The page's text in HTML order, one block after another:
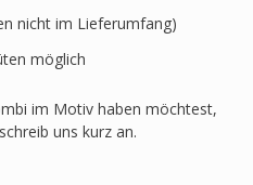
nicht im Lieferumfang)
möglich
im Motiv haben möchtest,
uns kurz an.